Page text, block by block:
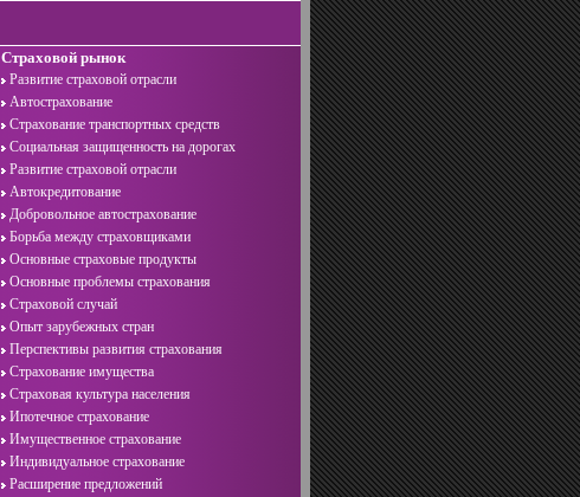
Страховой рынок
Развитие страховой отрасли
Автострахование
Страхование транспортных средств
Социальная защищенность на дорогах
Развитие страховой отрасли
Автокредитование
Добровольное автострахование
Борьба между страховщиками
Основные страховые продукты
Основные проблемы страхования
Страховой случай
Опыт зарубежных стран
Перспективы развития страхования
Страхование имущества
Страховая культура населения
Ипотечное страхование
Имущественное страхование
Индивидуальное страхование
Расширение предложений